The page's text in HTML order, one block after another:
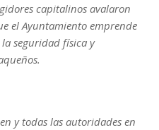
capitalinos avalaron
el Ayuntamiento emprende
seguridad física y
y todas las autoridades en